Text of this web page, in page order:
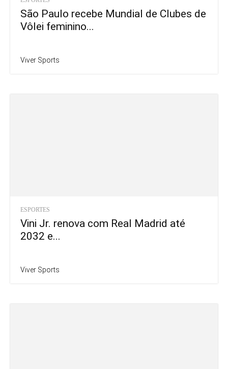
São Paulo recebe Mundial de Clubes de
Vôlei feminino...
Viver Sports
ESPORTES
Vini Jr. renova com Real Madrid até
2032 e...
Viver Sports